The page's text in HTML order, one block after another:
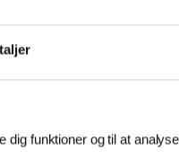
dig funktioner og til at